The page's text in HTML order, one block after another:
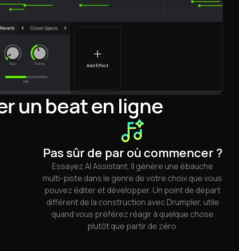
un beat en ligne
Pas sûr de par où commencer ?
Essayez AI Assistant. Il génère une ébauche
multi-piste dans le genre de votre choix que vous
pouvez éditer et développer. Un point de départ
différent de la construction avec Drumpler, utile
quand vous préférez réagir à quelque chose
plutôt que partir de zéro.